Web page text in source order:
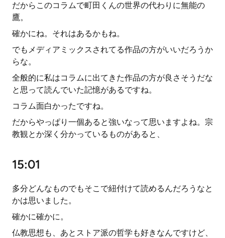
だからこのコラムで町田くんの世界の代わりに無能の
鷹。
確かにね。それはあるかもね。
でもメディアミックスされてる作品の方がいいだろうか
らな。
全般的に私はコラムに出てきた作品の方が良さそうだな
と思って読んでいた記憶があるですね。
コラム面白かったですね。
だからやっぱり一個あると強いなって思いますよね。宗
教観とか深く分かっているものがあると、
15:01
多分どんなものでもそこで紐付けて読めるんだろうなと
かは思いました。
確かに確かに。
仏教思想も、あとストア派の哲学も好きなんですけど、